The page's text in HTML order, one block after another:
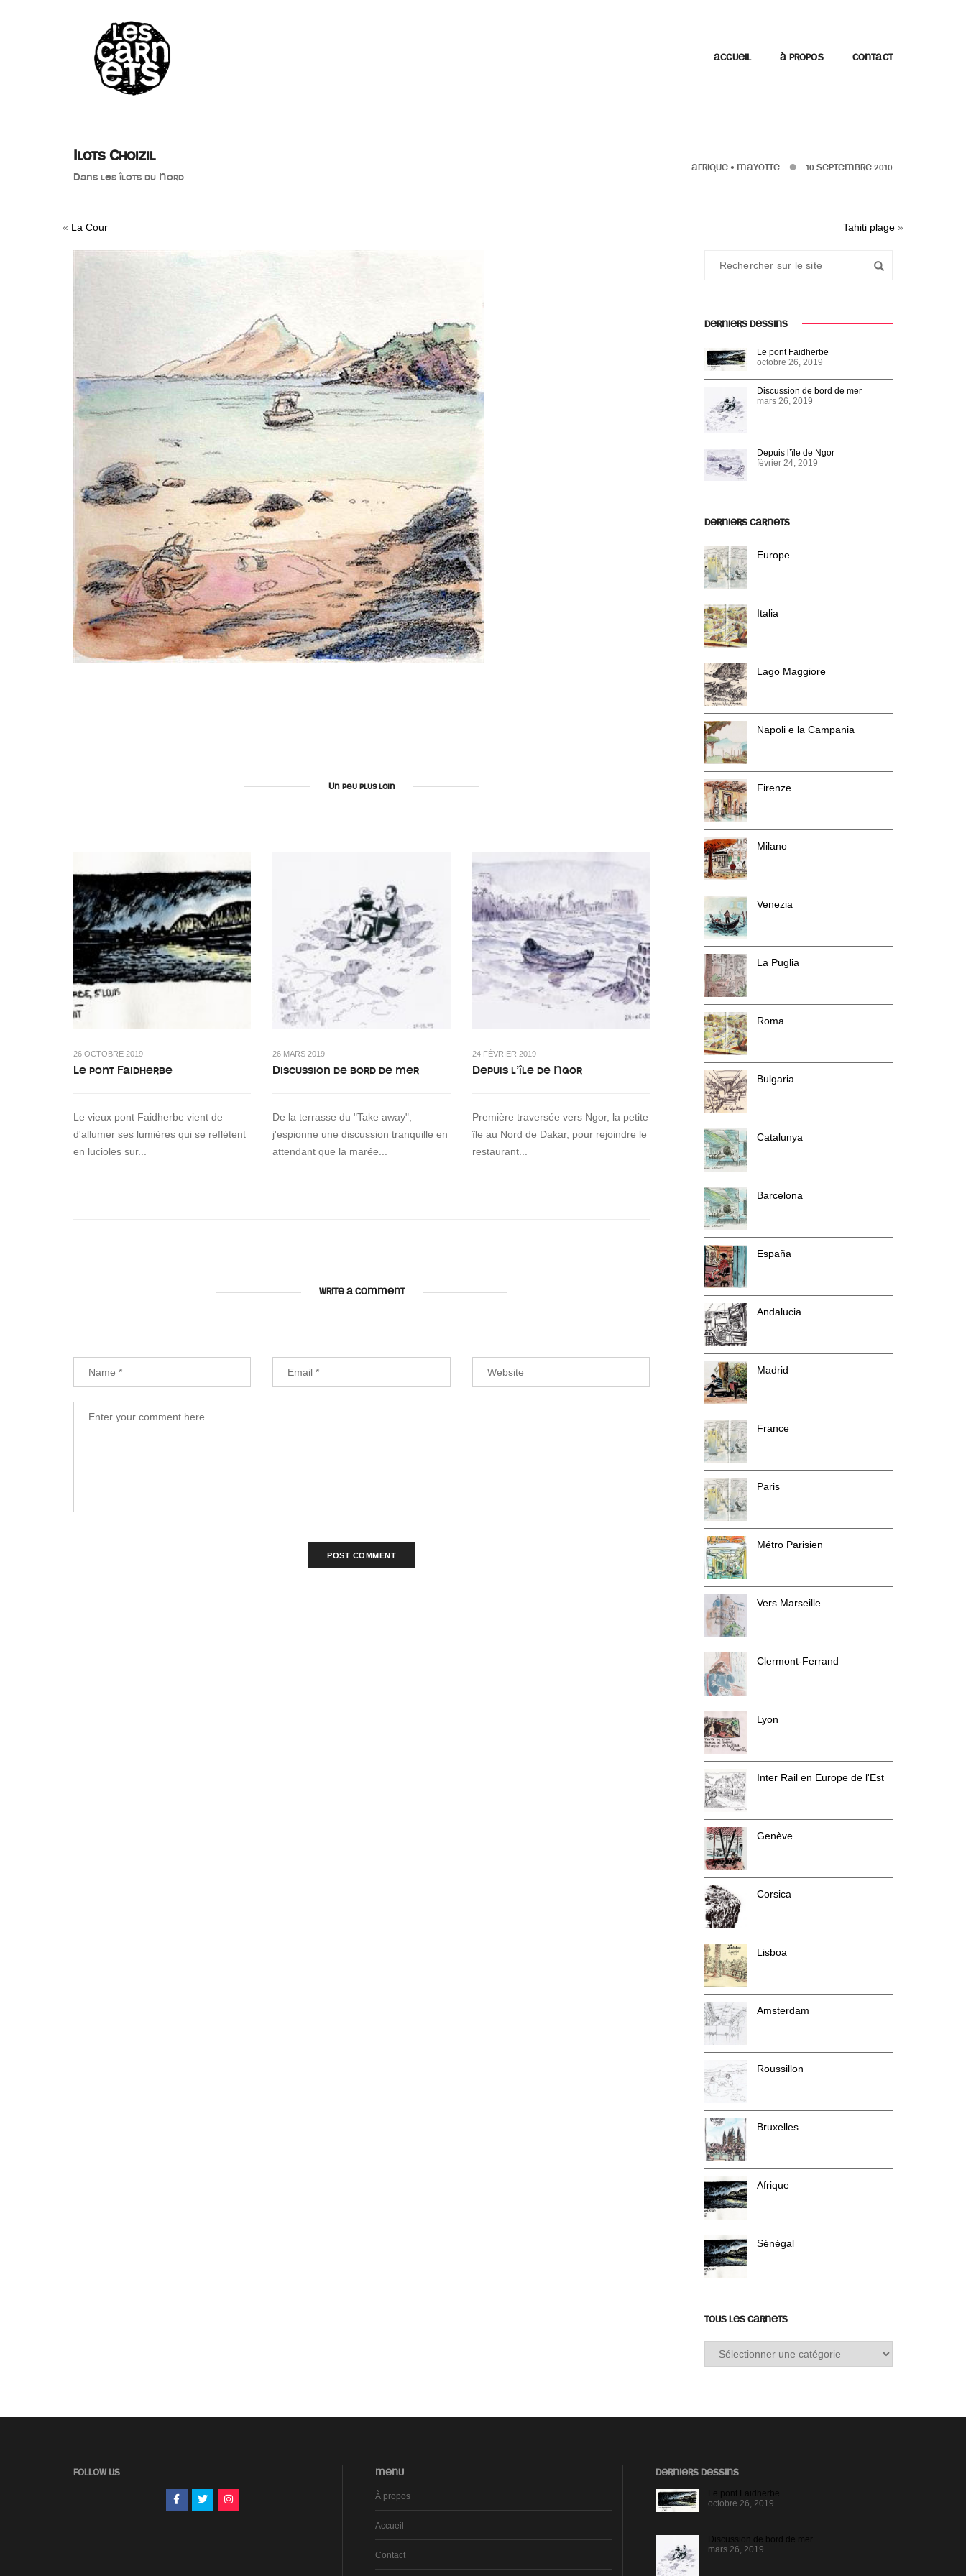
ACCUEIL À PROPOS CONTACT
Ilots Choizil
Dans les îlots du Nord
AFRIQUE • MAYOTTE 10 SEPTEMBRE 2010
« La Cour Tahiti plage »
Un peu plus loin
26 OCTOBRE 2019
Le pont Faidherbe
Le vieux pont Faidherbe vient de
d'allumer ses lumières qui se reflètent
en lucioles sur...
26 MARS 2019
Discussion de bord de mer
De la terrasse du "Take away",
j'espionne une discussion tranquille en
attendant que la marée...
24 FÉVRIER 2019
Depuis l’île de Ngor
Première traversée vers Ngor, la petite
île au Nord de Dakar, pour rejoindre le
restaurant...
WRITE A COMMENT
DERNIERS DESSINS
Le pont Faidherbe
octobre 26, 2019
Discussion de bord de mer
mars 26, 2019
Depuis l’île de Ngor
février 24, 2019
DERNIERS CARNETS
Europe
Italia
Lago Maggiore
Napoli e la Campania
Firenze
Milano
Venezia
La Puglia
Roma
Bulgaria
Catalunya
Barcelona
España
Andalucia
Madrid
France
Paris
Métro Parisien
Vers Marseille
Clermont-Ferrand
Lyon
Inter Rail en Europe de l'Est
Genève
Corsica
Lisboa
Amsterdam
Roussillon
Bruxelles
Afrique
Sénégal
TOUS LES CARNETS
Tous
les
FOLLOW US MENU
À propos
Accueil
Contact
DERNIERS DESSINS
Le pont Faidherbe
octobre 26, 2019
Discussion de bord de mer
mars 26, 2019